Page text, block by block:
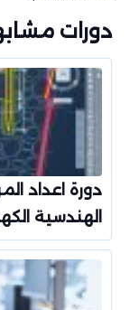
دورات
دورة اعداد
الهندسية